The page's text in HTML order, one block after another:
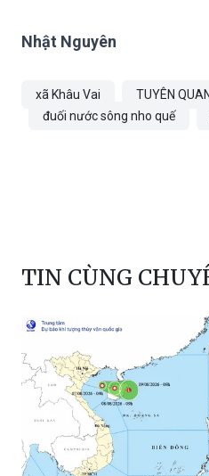
Nhật Nguyên
xã Khâu Vai TUYÊN
đuối nước sông nho quế
TIN CÙNG